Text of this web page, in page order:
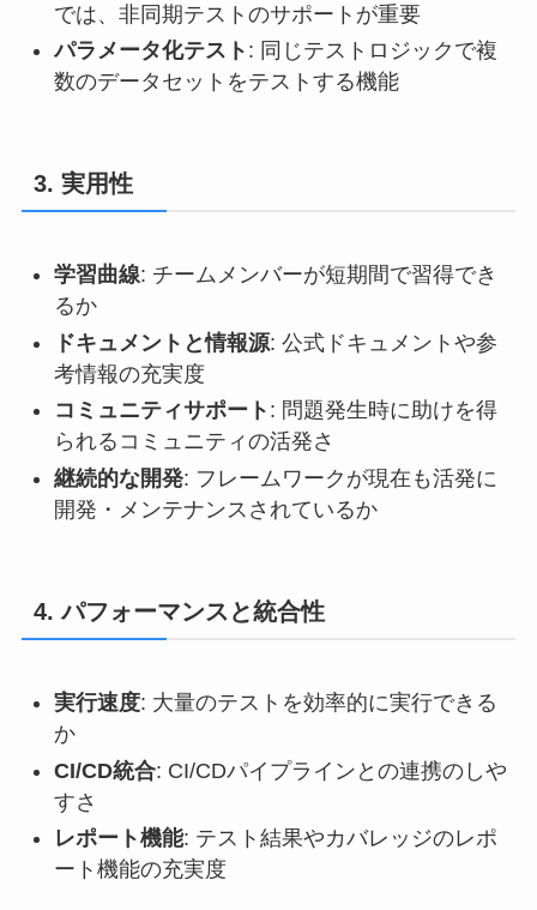
では、非同期テストのサポートが重要
パラメータ化テスト : 同じテストロジックで複
数のデータセットをテストする機能
3. 実用性
学習曲線: チームメンバーが短期間で習得でき
るか
ドキュメントと情報源: 公式ドキュメントや参
考情報の充実度
コミュニティサポート : 問題発生時に助けを得
られるコミュニティの活発さ
継続的な開発: フレームワークが現在も活発に
開発・メンテナンスされているか
4. パフォーマンスと統合性
実行速度: 大量のテストを効率的に実行できる
か
CI/CD統合: CI/CDパイプラインとの連携のしや
すさ
レポート機能: テスト結果やカバレッジのレポ
ート機能の充実度